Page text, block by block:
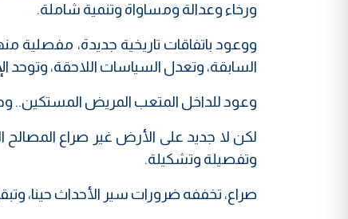
ورخاء وعدالة ومساواة وتنمية شاملة.
ووعود باتفاقات تاريخية جديدة، مفصلية
السابقة، وتعدل السياسات اللاحقة، وتوحد
وعود للداخل المتعب المريض المستكين..
لكن لا جديد على الأرض غير صراع المصالح
وتفصيلة وتشكيلة.
صراع، تخففه ضرورات سير الأحداث حينا،